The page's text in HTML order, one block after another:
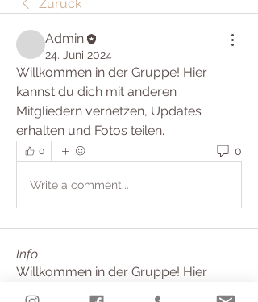
Zurück
Admin
24. Juni 2024
Willkommen in der Gruppe! Hier
kannst du dich mit anderen
Mitgliedern vernetzen, Updates
erhalten und Fotos teilen.
0 0
Write a comment...
Info
Willkommen in der Gruppe! Hier